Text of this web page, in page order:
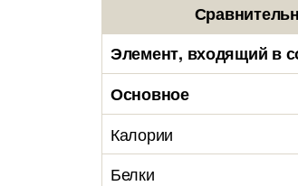
Элемент, входящий в
Основное
Калории
Белки